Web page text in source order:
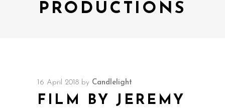
PRODUCTIONS
16 April 2018 by Candlelight
FILM BY JEREMY